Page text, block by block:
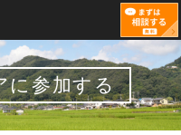
に参加する